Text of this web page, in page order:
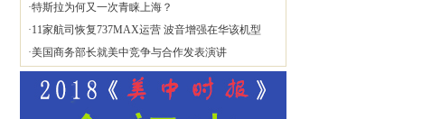
·特斯拉为何又一次青睐上海？
·11家航司恢复737MAX运营 波音增强在华该机型
·美国商务部长就美中竞争与合作发表演讲